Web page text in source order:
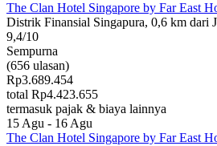
The Clan Hotel Singapore by Far East
Distrik Finansial Singapura, 0,6 km dari
9,4/10
Sempurna
(656 ulasan)
Rp3.689.454
total Rp4.423.655
termasuk pajak & biaya lainnya
15 Agu - 16 Agu
The Clan Hotel Singapore by Far East